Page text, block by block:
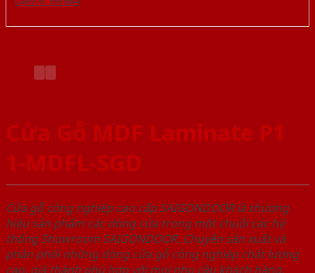
Cửa Gỗ MDF Laminate P1
1-MDFL-SGD
Cửa gỗ công nghiệp cao cấp SAIGONDOOR là thương
hiệu sản phẩm các dòng cửa trong một chuỗi các hệ
thống Showroom SAIGONDOOR. Chuyên sản xuất và
phân phối những dòng cửa gỗ công nghiệp chất lượng
cao, giá thành phù hợp với mọi nhu cầu khách hàng.